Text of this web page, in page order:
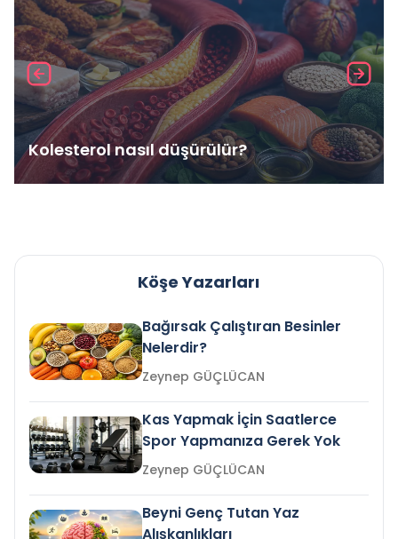
Kolesterol nasıl düşürülür?
Köşe Yazarları
Bağırsak Çalıştıran Besinler
Nelerdir?
Zeynep GÜÇLÜCAN
Kas Yapmak İçin Saatlerce
Spor Yapmanıza Gerek Yok
Zeynep GÜÇLÜCAN
Beyni Genç Tutan Yaz
Alışkanlıkları